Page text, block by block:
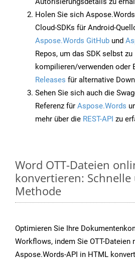
Holen Sie sich
Cloud-SDKs für Android-
Aspose.Words GitHub und
Repos, um das SDK selbst zu
kompilieren/verwenden oder
Releases für alternative
Sehen Sie sich auch die
Referenz für Aspose.Words
mehr über die REST-API zu
Word OTT-Dateien
konvertieren:
Methode
Optimieren Sie Ihre
Workflows, indem Sie OTT-
Aspose.Words-API in HTML